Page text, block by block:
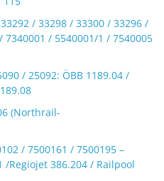
/ 33298 / 33300 / 33296 /
/ 5540001/1 / 7540005
/ 25092: ÖBB 1189.04 /
(Northrail-
/ 7500161 / 7500195 –
/Regiojet 386.204 / Railpool